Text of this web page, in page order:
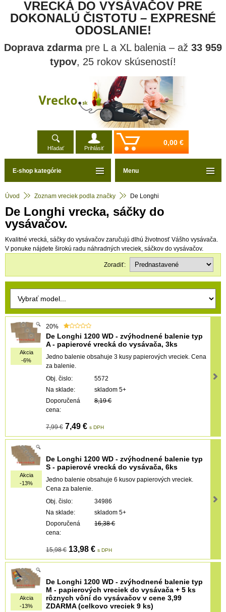
VRECKÁ DO VYSÁVAČOV PRE
DOKONALÚ ČISTOTU – EXPRESNÉ
ODOSLANIE!
Doprava zdarmapre L a XL balenia – až 33 959
typov, 25 rokov skúseností!
Hľadať Prihlásiť
0,00 €
Úvod Zoznam vreciek podla značky De Longhi
De Longhi vrecka, sáčky do
vysávačov.
Kvalitné vrecká, sáčky do vysávačov zaručujú dlhú životnosť Vášho vysávača.
V ponuke nájdete širokú radu náhradných vreciek, sáčkov do vysávačov.
Zoradiť:
20%
Akcia
-6%
De Longhi 1200 WD - zvýhodnené balenie typ
A - papierové vrecká do vysávača, 3ks
Jedno balenie obsahuje 3 kusy papierových vreciek. Cena
za balenie.
Obj. čislo:
5572
Na sklade:
skladom 5+
Doporučená
cena:
8,19 €
7,99 € 7,49 € s DPH
Akcia
-13%
De Longhi 1200 WD - zvýhodnené balenie typ
S - papierové vrecká do vysávača, 6ks
Jedno balenie obsahuje 6 kusov papierových vreciek.
Cena za balenie.
Obj. čislo:
34986
Na sklade:
skladom 5+
Doporučená
cena:
16,38 €
15,98 € 13,98 € s DPH
Akcia
-13%
De Longhi 1200 WD - zvýhodnené balenie typ
M - papierových vreciek do vysávača + 5 ks
rôznych vôní do vysávačov v cene 3,99
ZDARMA (celkovo vreciek 9 ks)
E-shop kategórie Menu